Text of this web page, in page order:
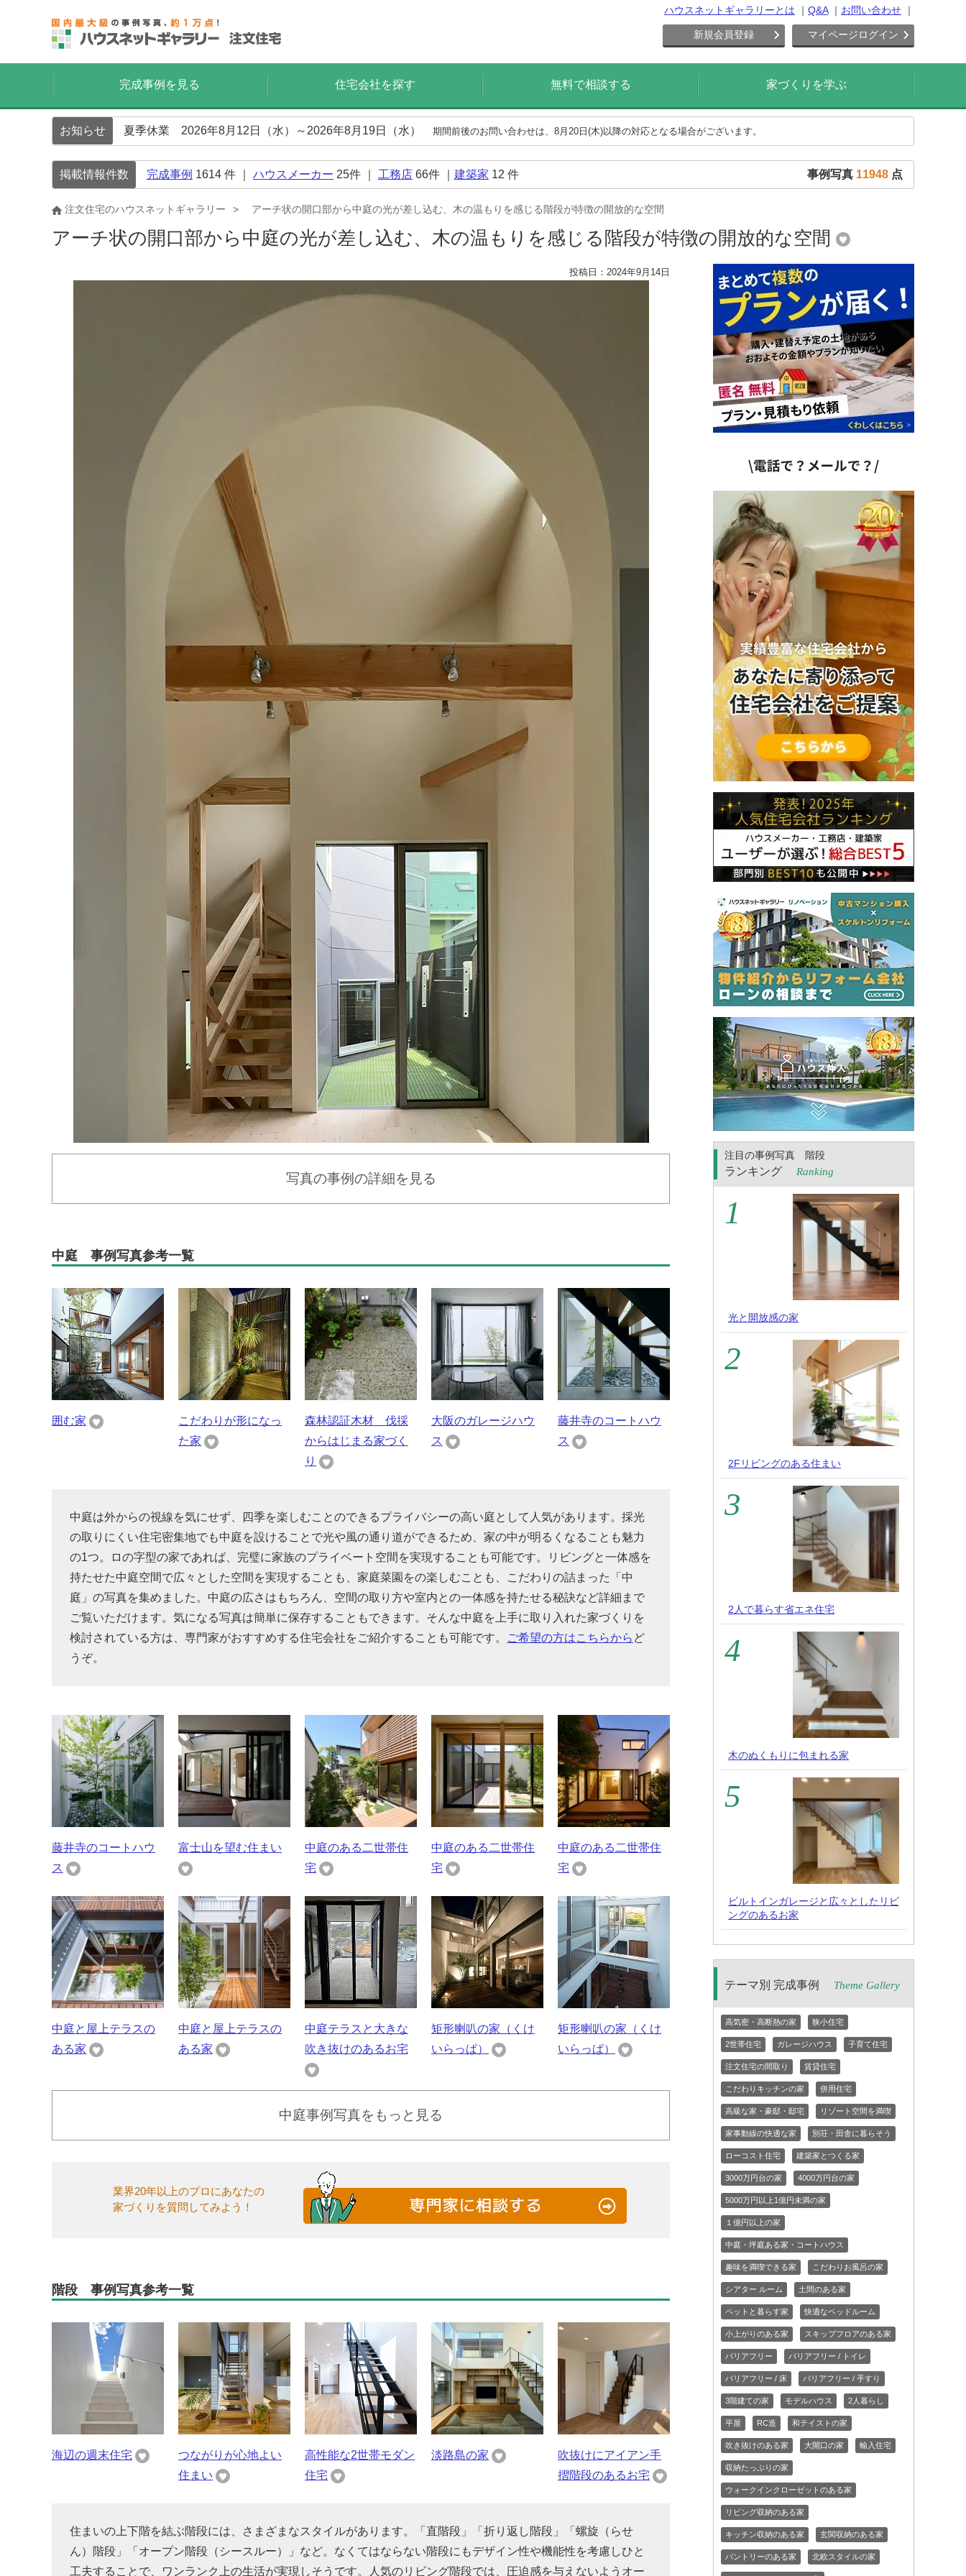
ハウスネットギャラリーとは Q&A お問い合わせ
新規会員登録 マイページログイン
完成事例を見る 住宅会社を探す 無料で相談する 家づくりを学ぶ
お知らせ 夏季休業 2026年8月12日（水）～2026年8月19日（水） 期間前後のお問い合わせは、8月20日(木)以降の対応となる場合がございます。
掲載情報件数 完成事例 1614 件 ｜ ハウスメーカー 25件 ｜ 工務店 66件 ｜ 建築家 12 件 事例写真 11948 点
注文住宅のハウスネットギャラリー アーチ状の開口部から中庭の光が差し込む、木の温もりを感じる階段が特徴の開放的な空間
アーチ状の開口部から中庭の光が差し込む、木の温もりを感じる階段が特徴の開放的な空間
投稿日：2024年9月14日
写真の事例の詳細を見る
中庭 事例写真参考一覧
囲む家
こだわりが形になっ
た家
森林認証木材 伐採
からはじまる家づく
り
大阪のガレージハウ
ス
藤井寺のコートハウ
ス
中庭は外からの視線を気にせず、四季を楽しむことのできるプライバシーの高い庭として人気があります。採光
の取りにくい住宅密集地でも中庭を設けることで光や風の通り道ができるため、家の中が明るくなることも魅力
の1つ。ロの字型の家であれば、完璧に家族のプライベート空間を実現することも可能です。リビングと一体感を
持たせた中庭空間で広々とした空間を実現することも、家庭菜園をの楽しむことも、こだわりの詰まった「中
庭」の写真を集めました。中庭の広さはもちろん、空間の取り方や室内との一体感を持たせる秘訣など詳細まで
ご覧いただけます。気になる写真は簡単に保存することもできます。そんな中庭を上手に取り入れた家づくりを
検討されている方は、専門家がおすすめする住宅会社をご紹介することも可能です。
ご希望の方はこちらから ど
うぞ。
藤井寺のコートハウ
ス
富士山を望む住まい
中庭のある二世帯住
宅
中庭のある二世帯住
宅
中庭のある二世帯住
宅
中庭と屋上テラスの
ある家
中庭と屋上テラスの
ある家
中庭テラスと大きな
吹き抜けのあるお宅
矩形喇叭の家（くけ
いらっぱ）
矩形喇叭の家（くけ
いらっぱ）
中庭事例写真をもっと見る
業界20年以上のプロにあなたの
家づくりを質問してみよう！
階段 事例写真参考一覧
海辺の週末住宅
つながりが心地よい
住まい
高性能な2世帯モダン
住宅
淡路島の家
吹抜けにアイアン手
摺階段のあるお宅
住まいの上下階を結ぶ階段には、さまざまなスタイルがあります。「直階段」「折り返し階段」「螺旋（らせ
ん）階段」「オープン階段（シースルー）」など。なくてはならない階段にもデザイン性や機能性を考慮しひと
工夫することで、ワンランク上の生活が実現しそうです。人気のリビング階段では、圧迫感を与えないようオー
注目の事例写真 階段
ランキング Ranking
光と開放感の家
2Fリビングのある住まい
2人で暮らす省エネ住宅
木のぬくもりに包まれる家
ビルトインガレージと広々としたリビ
ングのあるお家
テーマ別 完成事例 Theme Gallery
高気密・高断熱の家 狭小住宅
2世帯住宅 ガレージハウス 子育て住宅
注文住宅の間取り 賃貸住宅
こだわりキッチンの家 併用住宅
高級な家・豪邸・邸宅 リゾート空間を満喫
家事動線の快適な家 別荘・田舎に暮らそう
ローコスト住宅 建築家とつくる家
3000万円台の家 4000万円台の家
5000万円以上1億円未満の家
１億円以上の家
中庭・坪庭ある家・コートハウス
趣味を満喫できる家 こだわりお風呂の家
シアター ルーム 土間のある家
ペットと暮らす家 快適なベッドルーム
小上がりのある家 スキップフロアのある家
バリアフリー バリアフリー / トイレ
バリアフリー / 床 バリアフリー / 手すり
3階建ての家 モデルハウス 2人暮らし
平屋 RC造 和テイストの家
吹き抜けのある家 大開口の家 輸入住宅
収納たっぷりの家
ウォークインクローゼットのある家
リビング収納のある家
キッチン収納のある家 玄関収納のある家
パントリーのある家 北欧スタイルの家